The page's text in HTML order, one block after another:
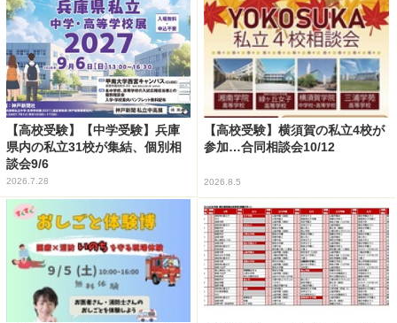
【高校受験】【中学受験】兵庫
県内の私立31校が集結、個別相
談会9/6
2026.7.28
【高校受験】横須賀の私立4校が
参加…合同相談会10/12
2026.8.5